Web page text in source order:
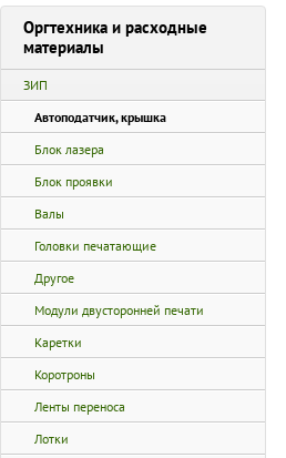
Оргтехника и расходные
материалы
ЗИП
Автоподатчик, крышка
Блок лазера
Блок проявки
Валы
Головки печатающие
Другое
Модули двусторонней печати
Каретки
Коротроны
Ленты переноса
Лотки